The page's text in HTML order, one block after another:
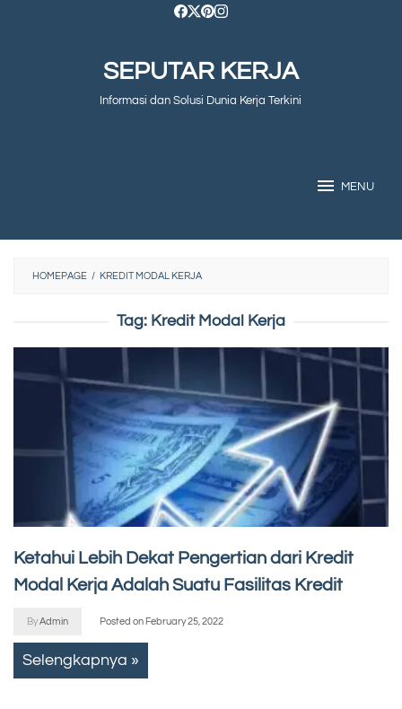
SEPUTAR KERJA
Informasi dan Solusi Dunia Kerja Terkini
MENU
HOMEPAGE / KREDIT MODAL KERJA
Tag: Kredit Modal Kerja
Ketahui Lebih Dekat Pengertian dari Kredit
Modal Kerja Adalah Suatu Fasilitas Kredit
ByAdmin Posted on February 25, 2022
Selengkapnya »